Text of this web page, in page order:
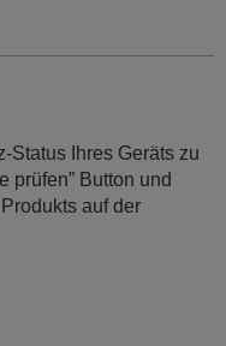
Status Ihres Geräts zu
prüfen” Button und
auf der